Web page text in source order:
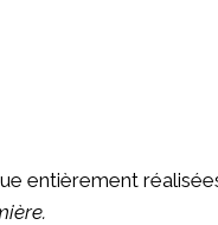
entièrement